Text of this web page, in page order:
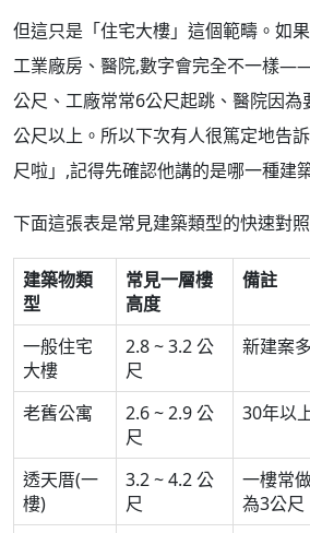
但這只是「住宅大樓」這個範疇。如
工業廠房、醫院,數字會完全不一樣
公尺、工廠常常6公尺起跳、醫院因
公尺以上。所以下次有人很篤定地告
尺啦」,記得先確認他講的是哪一種建
下面這張表是常見建築類型的快速對
建築物類
型
常見一層樓
高度
備註
一般住宅
大樓
2.8 ~ 3.2 公
尺
新建案
老舊公寓
2.6 ~ 2.9 公
尺
30年以
透天厝(一
樓)
3.2 ~ 4.2 公
尺
一樓常
為3公尺